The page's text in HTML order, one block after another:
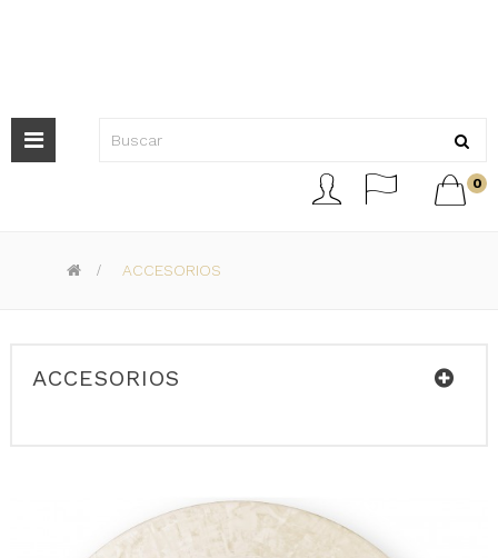
Navegación
de
 0


> ACCESORIOS
ACCESORIOS